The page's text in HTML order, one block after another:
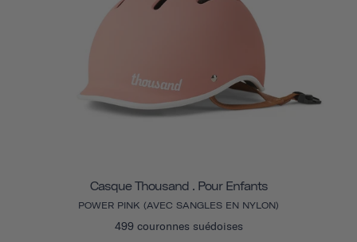
Casque Thousand . Pour Enfants
POWER PINK (AVEC SANGLES EN NYLON)
499 couronnes suédoises